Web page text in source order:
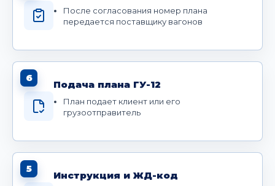
После согласования номер плана
передается поставщику вагонов
6
Подача плана ГУ-12
План подает клиент или его
грузоотправитель
5
Инструкция и ЖД-код